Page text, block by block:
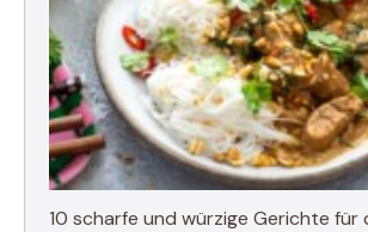
10 scharfe und würzige Gerichte für